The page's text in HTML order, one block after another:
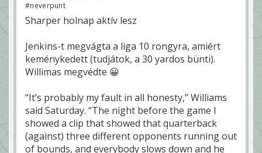
#neverpunt
Sharper holnap aktív lesz
Jenkins-t megvágta a liga 10 rongyra, amiért
keménykedett (tudjátok, a 30 yardos bünti).
Willimas megvédte 😀
“It’s probably my fault in all honesty,’’ Williams
said Saturday. “The night before the game I
showed a clip that showed that quarterback
(against) three different opponents running out
of bounds, and everybody slows down and he